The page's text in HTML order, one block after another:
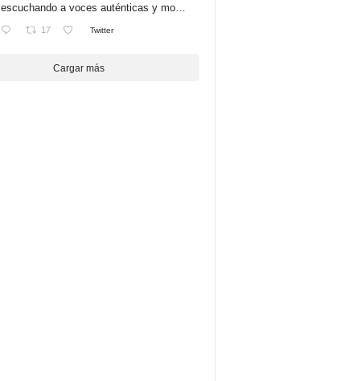
escuchando a voces auténticas y mo…
17 Twitter
Cargar más